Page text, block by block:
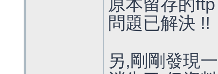
原本留存的
問題已解決 !!
另,剛剛發現